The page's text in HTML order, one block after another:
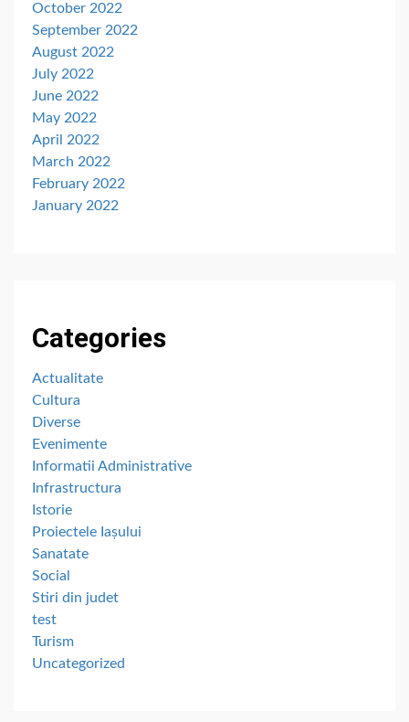
October 2022
September 2022
August 2022
July 2022
June 2022
May 2022
April 2022
March 2022
February 2022
January 2022
Categories
Actualitate
Cultura
Diverse
Evenimente
Informatii Administrative
Infrastructura
Istorie
Proiectele Iașului
Sanatate
Social
Stiri din judet
test
Turism
Uncategorized